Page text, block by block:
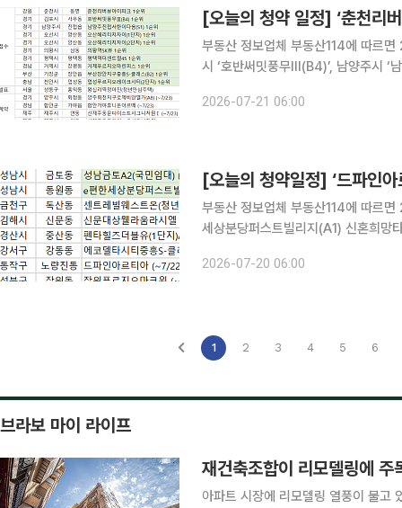
[오늘의 청약 일정] ‘춘천리
부동산 정보업체 부동산114에 따르면
시 ‘호반써밋풍무Ⅲ(B4)’, 남양주시 ‘
기장군 ‘부산장안지구중흥S-클래스
2026-07-21 06:00
[오늘의 청약일정] ‘드파인
부동산 정보업체 부동산114에 따르
세상분당퍼스트빌리지(A1) 신혼희망타운’ 등이 청약
‘펜타힐즈더블유(1단지)A2-1’, 부산
2026-07-20 06:00
1 2 3 4 5 6
브라보 마이 라이프
재건축조합이 리모델링에 주
아파트 시장에 리모델링 열풍이 불고